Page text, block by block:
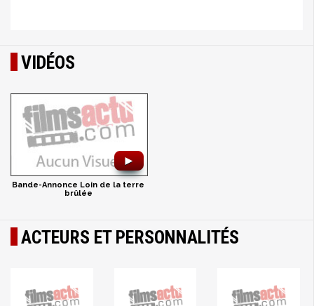
VIDÉOS
►
Bande-Annonce Loin de la terre
brûlée
ACTEURS ET PERSONNALITÉS